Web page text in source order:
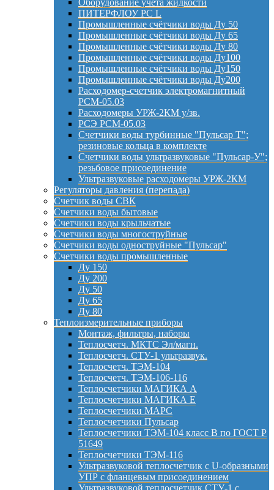
Оборудование учета жидкости
ПИТЕРФЛОУ РС L
Промышленные счётчики воды Ду 50
Промышленные счётчики воды Ду 65
Промышленные счётчики воды Ду 80
Промышленные счётчики воды Ду100
Промышленные счётчики воды Ду150
Промышленные счётчики воды Ду200
Расходомер-счетчик электромагнитный
РСМ-05.03
Расходомеры УРЖ-2КМ у/зв.
РСЭ РСМ-05.03
Счетчики воды турбинные "Пульсар Т";
резиновые кольца в комплекте
Счетчики воды ультразвуковые "Пульсар-У";
резьбовое присоединение
Ультразвуковые расходомеры УРЖ-2КМ
Регуляторы давления (перепада)
Счетчик воды СВК
Счетчики воды бытовые
Счетчики воды крыльчатые
Счетчики воды многоструйные
Счетчики воды одноструйные "Пульсар"
Счетчики воды промышленные
Ду 150
Ду 200
Ду 50
Ду 65
Ду 80
Теплоизмерительные приборы
Монтаж, фильтры, наборы
Теплосчетч. МКТС Эл/магн.
Теплосчетч. СТУ-1 ультразвук.
Теплосчетч. ТЭМ-104
Теплосчетч. ТЭМ-106-116
Теплосчетчики МАГИКА А
Теплосчетчики МАГИКА Е
Теплосчетчики МАРС
Теплосчетчики Пульсар
Теплосчетчики ТЭМ-104 класс B по ГОСТ Р
51649
Теплосчетчики ТЭМ-116
Ультразвуковой теплосчетчик с U-образными
УПР с фланцевым присоединением
Ультразвуковой теплосчетчик СТУ-1 с